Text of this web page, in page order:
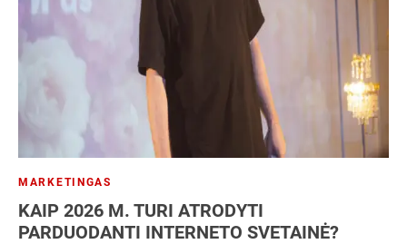
MARKETINGAS
KAIP 2026 M. TURI ATRODYTI
PARDUODANTI INTERNETO SVETAINĖ?